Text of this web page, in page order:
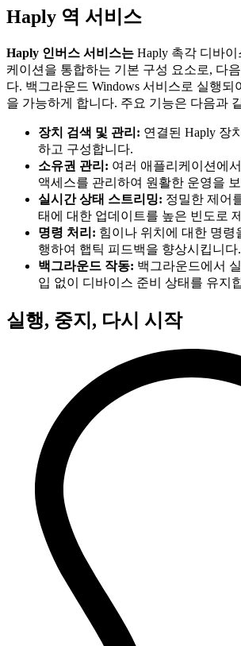
Haply 역 서비스
Haply 인버스 서비스는 Haply 촉각 디바
케이션을 통합하는 기본 구성 요소로, 다
다. 백그라운드 Windows 서비스로 실행되
을 가능하게 합니다. 주요 기능은 다음과
장치 검색 및 관리: 연결된 Haply 장
하고 구성합니다.
소유권 관리: 여러 애플리케이션에
액세스를 관리하여 원활한 운영을
실시간 상태 스트리밍: 정밀한 제어
태에 대한 업데이트를 높은 빈도로
명령 처리: 힘이나 위치에 대한 명령
행하여 햅틱 피드백을 향상시킵니다.
백그라운드 작동: 백그라운드에서
입 없이 디바이스 준비 상태를 유지
실행, 중지, 다시 시작